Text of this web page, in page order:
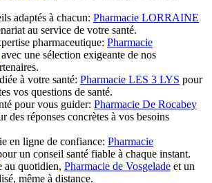
adaptés à chacun: Pharmacie LORRAINE
au service de votre santé.
pharmaceutique: Pharmacie
avec une sélection exigeante de nos
à votre santé: Pharmacie LES 3 LYS pour
vos questions de santé.
pour vous guider: Pharmacie De Rocabey
des réponses concrètes à vos besoins
en ligne de confiance: Pharmacie
un conseil santé fiable à chaque instant.
au quotidien, Pharmacie de Vosgelade et un
même à distance.